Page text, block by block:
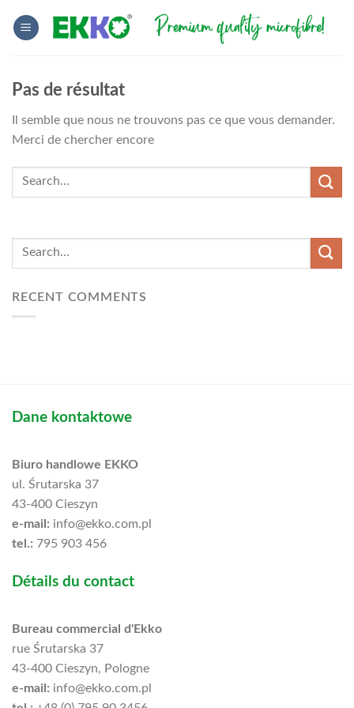
Pas de résultat
Il semble que nous ne trouvons pas ce que vous demander.
Merci de chercher encore
RECENT COMMENTS
Dane kontaktowe
Biuro handlowe EKKO
ul. Śrutarska 37
43-400 Cieszyn
e-mail: info@ekko.com.pl
tel.: 795 903 456
Détails du contact
Bureau commercial d'Ekko
rue Śrutarska 37
43-400 Cieszyn, Pologne
e-mail: info@ekko.com.pl